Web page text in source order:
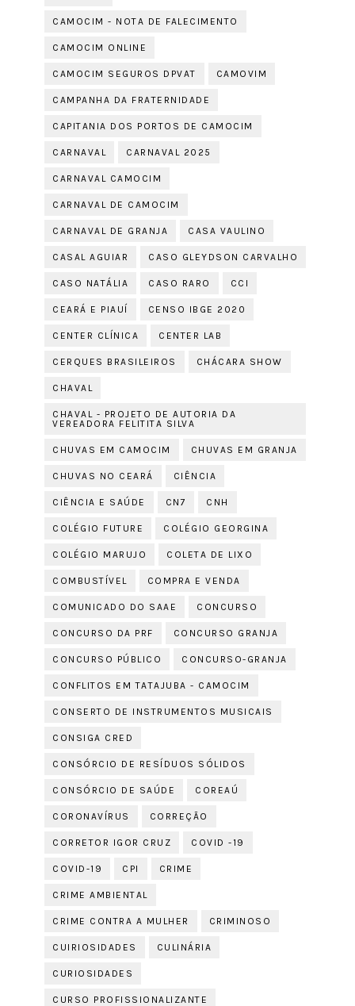
CAMOCIM - NOTA DE FALECIMENTO
CAMOCIM ONLINE
CAMOCIM SEGUROS DPVAT CAMOVIM
CAMPANHA DA FRATERNIDADE
CAPITANIA DOS PORTOS DE CAMOCIM
CARNAVAL CARNAVAL 2025
CARNAVAL CAMOCIM
CARNAVAL DE CAMOCIM
CARNAVAL DE GRANJA CASA VAULINO
CASAL AGUIAR CASO GLEYDSON CARVALHO
CASO NATÁLIA CASO RARO CCI
CEARÁ E PIAUÍ CENSO IBGE 2020
CENTER CLÍNICA CENTER LAB
CERQUES BRASILEIROS CHÁCARA SHOW
CHAVAL
CHAVAL - PROJETO DE AUTORIA DA
VEREADORA FELITITA SILVA
CHUVAS EM CAMOCIM CHUVAS EM GRANJA
CHUVAS NO CEARÁ CIÊNCIA
CIÊNCIA E SAÚDE CN7 CNH
COLÉGIO FUTURE COLÉGIO GEORGINA
COLÉGIO MARUJO COLETA DE LIXO
COMBUSTÍVEL COMPRA E VENDA
COMUNICADO DO SAAE CONCURSO
CONCURSO DA PRF CONCURSO GRANJA
CONCURSO PÚBLICO CONCURSO-GRANJA
CONFLITOS EM TATAJUBA - CAMOCIM
CONSERTO DE INSTRUMENTOS MUSICAIS
CONSIGA CRED
CONSÓRCIO DE RESÍDUOS SÓLIDOS
CONSÓRCIO DE SAÚDE COREAÚ
CORONAVÍRUS CORREÇÃO
CORRETOR IGOR CRUZ COVID -19
COVID-19 CPI CRIME
CRIME AMBIENTAL
CRIME CONTRA A MULHER CRIMINOSO
CUIRIOSIDADES CULINÁRIA
CURIOSIDADES
CURSO PROFISSIONALIZANTE